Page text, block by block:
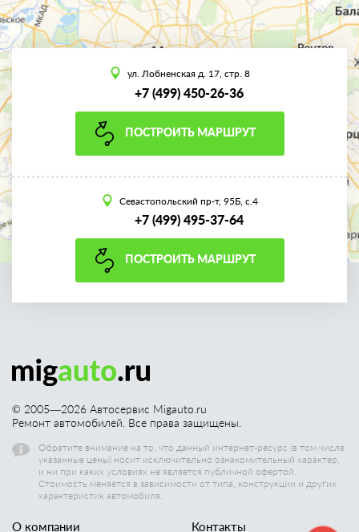
ул. Лобненская д. 17, стр. 8
+7 (499) 450-26-36
ПОСТРОИТЬ МАРШРУТ
Севастопольский пр-т, 95Б, с.4
+7 (499) 495-37-64
ПОСТРОИТЬ МАРШРУТ
© 2005—2026 Автосервис Migauto.ru
Ремонт автомобилей. Все права защищены.
Обратите внимание на то, что данный интернет-ресурс (в том числе
указанные цены) носит исключительно ознакомительный характер,
и ни при каких условиях не является публичной офертой.
Стоимость меняется в зависимости от типа, конструкции и других
характеристик автомобиля.
О компании Контакты